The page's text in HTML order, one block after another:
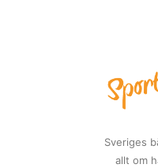
Sveriges
allt om